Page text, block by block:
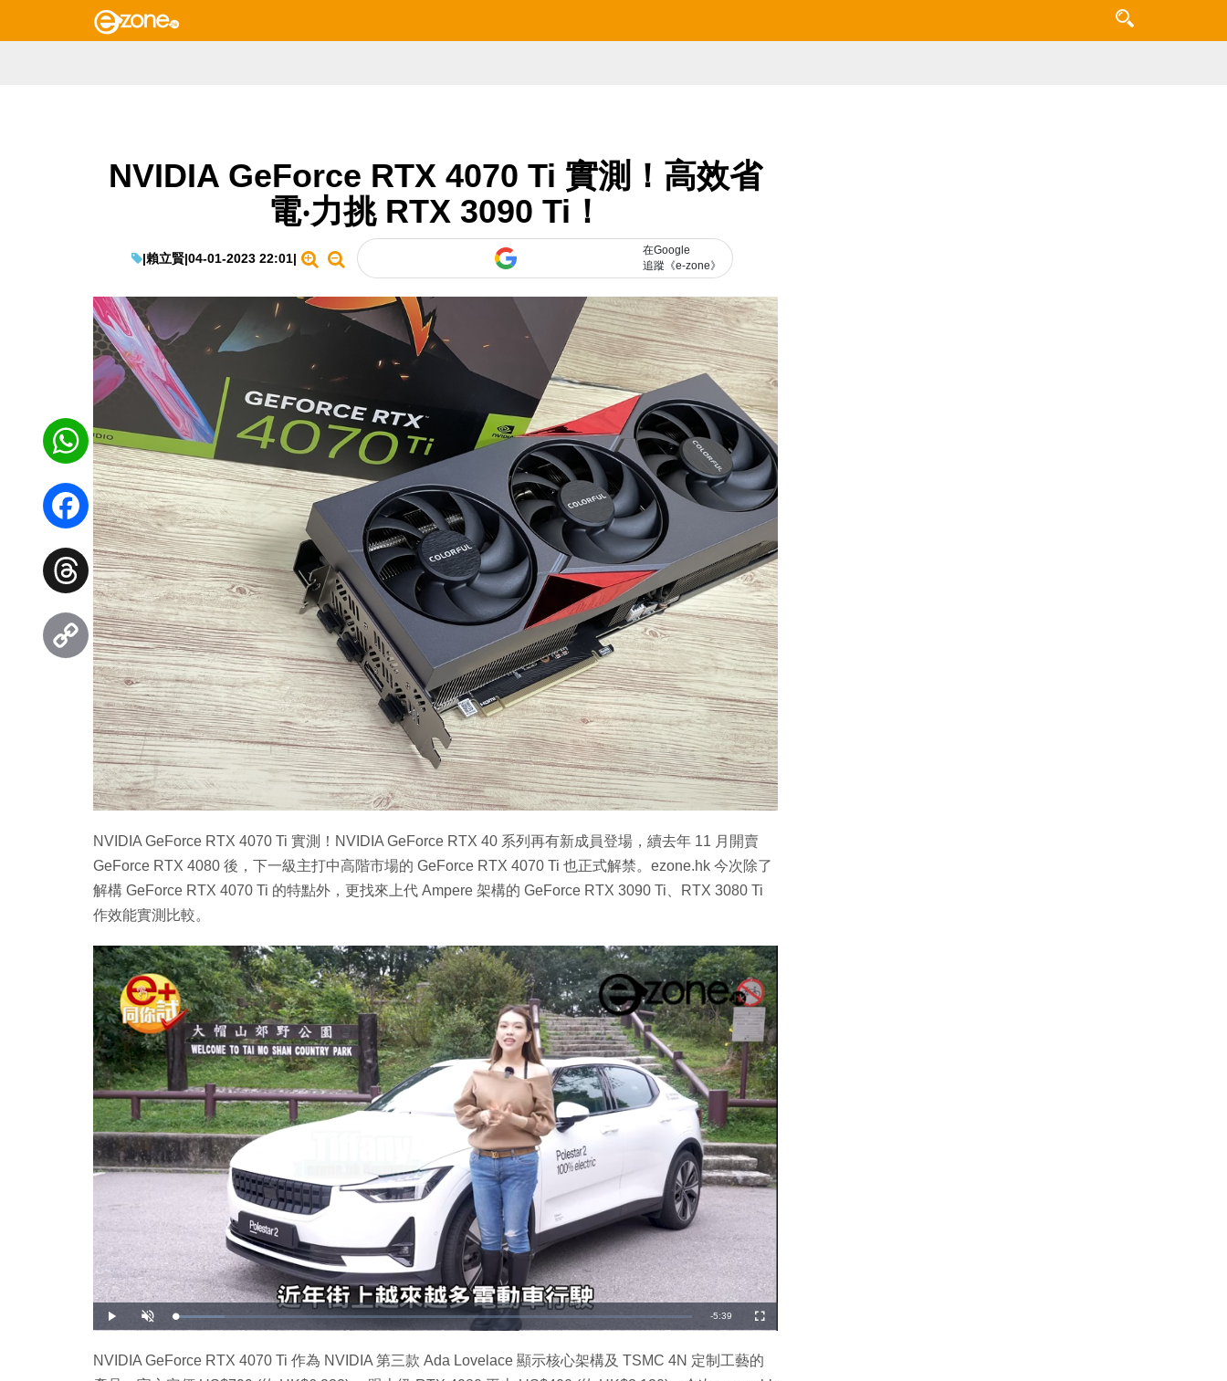
NVIDIA GeForce RTX 4070 Ti 實測！高效省
電‧力挑 RTX 3090 Ti！
|賴立賢|04-01-2023 22:01|
在Google
追蹤《e-zone》
NVIDIA GeForce RTX 4070 Ti 實測！NVIDIA GeForce RTX 40 系列再有新成員登場，續去年 11 月開賣
GeForce RTX 4080 後，下一級主打中高階市場的 GeForce RTX 4070 Ti 也正式解禁。ezone.hk 今次除了
解構 GeForce RTX 4070 Ti 的特點外，更找來上代 Ampere 架構的 GeForce RTX 3090 Ti、RTX 3080 Ti
作效能實測比較。
播
放
開
啟
載
入
9
剩
時
-5:39
全
螢
NVIDIA GeForce RTX 4070 Ti 作為 NVIDIA 第三款 Ada Lovelace 顯示核心架構及 TSMC 4N 定制工藝的
WhatsApp
Facebook
Threads
Copy
Link